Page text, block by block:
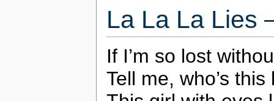
La La La Lies
If I’m so lost
Tell me, who’s